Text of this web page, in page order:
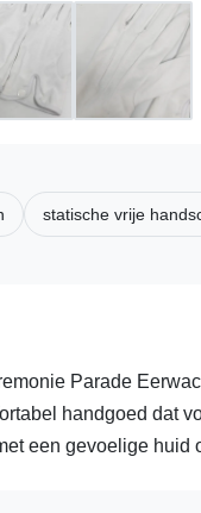
statische vrije
Parade
handgoed dat
een gevoelige huid